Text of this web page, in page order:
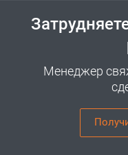
Менеджер